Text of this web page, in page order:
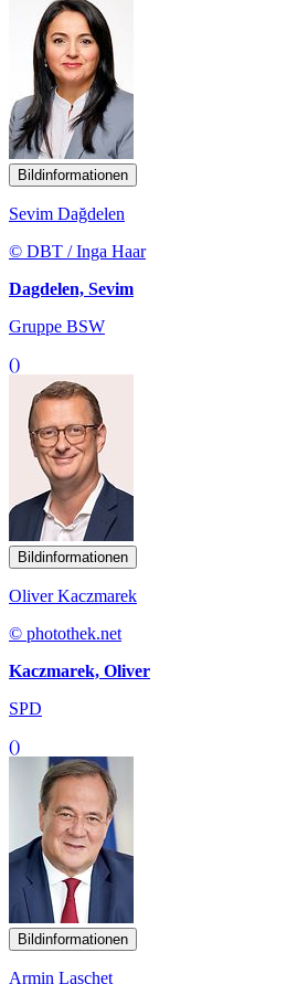
Bildinformationen
Sevim Dağdelen
© DBT / Inga Haar
Dagdelen, Sevim
Gruppe BSW
()
Bildinformationen
Oliver Kaczmarek
© photothek.net
Kaczmarek, Oliver
SPD
()
Bildinformationen
Armin Laschet